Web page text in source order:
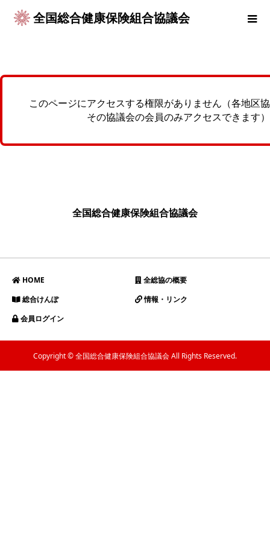
全国総合健康保険組合協議会
このページにアクセスする権限がありません（各地区
その協議会の会員のみアクセスできます
全国総合健康保険組合協議会
HOME
全総協の概要
総合けんぽ
情報・リンク
会員ログイン
Copyright © 全国総合健康保険組合協議会 All Rights Reserved.